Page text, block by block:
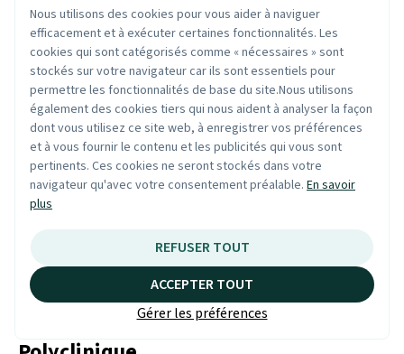
conduit auditif. Recommandés pour les pertes légères à
modérées
Les appareils intra-auriculaires : entièrement logés
dans l'oreille externe ou le conduit auditif. Maximum de
discrétion
Les appareils contour à ancrage osseux : pour les
surdités de transmission ou mixtes
Les embouts auditifs jouent un rôle clé dans le confort de
port. Ils sont moulés sur l'anatomie de votre oreille pour
une tenue parfaite et un son naturel. Leur matière, leur
perte auditive.
Adaptation et Suivi Thérapeutique en
Nous utilisons des cookies pour vous aider à naviguer
efficacement et à exécuter certaines fonctionnalités. Les
cookies qui sont catégorisés comme « nécessaires » sont
stockés sur votre navigateur car ils sont essentiels pour
permettre les fonctionnalités de base du site.Nous utilisons
également des cookies tiers qui nous aident à analyser la façon
dont vous utilisez ce site web, à enregistrer vos préférences
et à vous fournir le contenu et les publicités qui vous sont
pertinents. Ces cookies ne seront stockés dans votre
navigateur qu'avec votre consentement préalable. En savoir
plus
REFUSER TOUT
ACCEPTER TOUT
Gérer les préférences